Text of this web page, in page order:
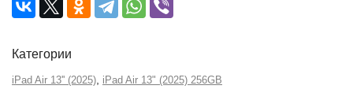
Категории
iPad Air 13'' (2025) iPad Air 13" (2025) 256GB